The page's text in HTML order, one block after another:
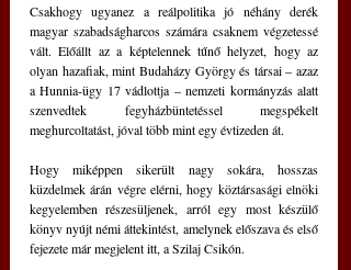
Csakhogy ugyanez a reálpolitika jó néhány derék
magyar szabadságharcos számára csaknem végzetessé
vált. Előállt az a képtelennek tűnő helyzet, hogy az
olyan hazafiak, mint Budaházy György és társai – azaz
a Hunnia-ügy 17 vádlottja – nemzeti kormányzás alatt
szenvedtek fegyházbüntetéssel megspékelt
meghurcoltatást, jóval több mint egy évtizeden át.
Hogy miképpen sikerült nagy sokára, hosszas
küzdelmek árán végre elérni, hogy köztársasági elnöki
kegyelemben részesüljenek, arról egy most készülő
könyv nyújt némi áttekintést, amelynek előszava és első
fejezete már megjelent itt, a Szilaj Csikón.